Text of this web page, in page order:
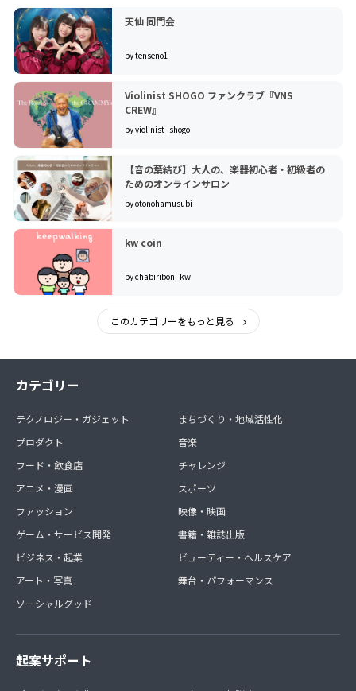
天仙 同門会
by tenseno1
Violinist SHOGO ファンクラブ『VNS
CREW』
by violinist_shogo
【音の葉結び】大人の、楽器初心者・初級者の
ためのオンラインサロン
by otonohamusubi
kw coin
by chabiribon_kw
このカテゴリーをもっと見る
カテゴリー
テクノロジー・ガジェット
プロダクト
フード・飲食店
アニメ・漫画
ファッション
ゲーム・サービス開発
ビジネス・起業
アート・写真
ソーシャルグッド
まちづくり・地域活性化
音楽
チャレンジ
スポーツ
映像・映画
書籍・雑誌出版
ビューティー・ヘルスケア
舞台・パフォーマンス
起案サポート